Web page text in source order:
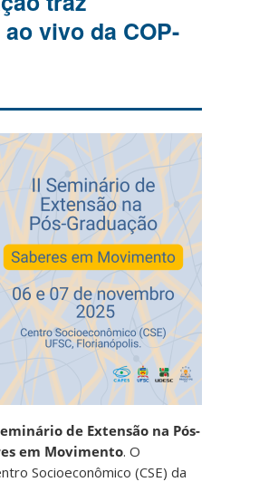
vivo da COP-
de Extensão na Pós-
em Movimento. O
Socioeconômico (CSE) da